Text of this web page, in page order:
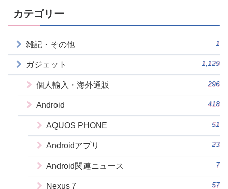
カテゴリー
雑記・その他 1
ガジェット 1,129
個人輸入・海外通販 296
Android 418
AQUOS PHONE 51
Androidアプリ 23
Android関連ニュース 7
Nexus 7 57